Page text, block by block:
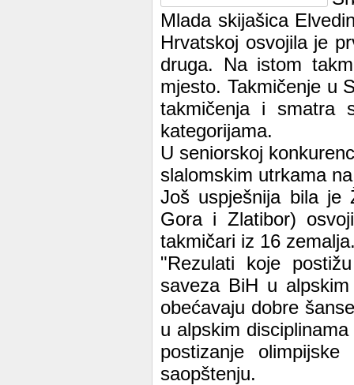
Mlada skijašica
Hrvatskoj osvojila je
druga. Na istom
mjesto. Takmičenje u
takmičenja i smatra
kategorijama.
U seniorskoj
slalomskim utrkama
Još uspješnija bila je
Gora i Zlatibor)
takmičari iz 16
"Rezulati koje
saveza BiH u
obećavaju dobre
u alpskim
postizanje
saopštenju.